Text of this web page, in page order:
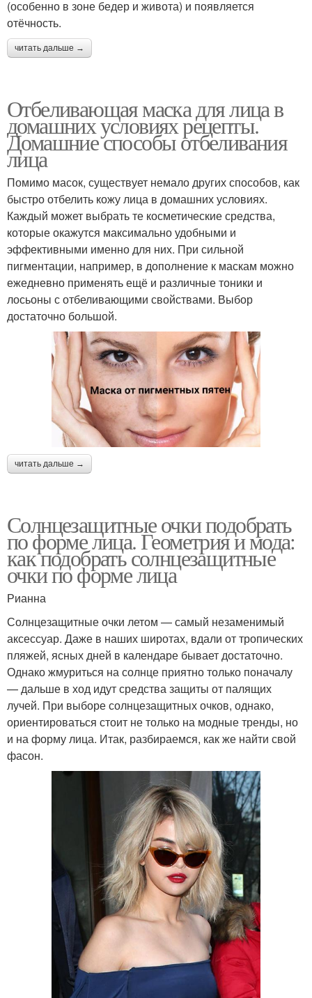
(особенно в зоне бедер и живота) и появляется
отёчность.
читать дальше →
Отбеливающая маска для лица в
домашних условиях рецепты.
Домашние способы отбеливания
лица
Помимо масок, существует немало других способов, как
быстро отбелить кожу лица в домашних условиях.
Каждый может выбрать те косметические средства,
которые окажутся максимально удобными и
эффективными именно для них. При сильной
пигментации, например, в дополнение к маскам можно
ежедневно применять ещё и различные тоники и
лосьоны с отбеливающими свойствами. Выбор
достаточно большой.
читать дальше →
Солнцезащитные очки подобрать
по форме лица. Геометрия и мода:
как подобрать солнцезащитные
очки по форме лица
Рианна
Солнцезащитные очки летом — самый незаменимый
аксессуар. Даже в наших широтах, вдали от тропических
пляжей, ясных дней в календаре бывает достаточно.
Однако жмуриться на солнце приятно только поначалу
— дальше в ход идут средства защиты от палящих
лучей. При выборе солнцезащитных очков, однако,
ориентироваться стоит не только на модные тренды, но
и на форму лица. Итак, разбираемся, как же найти свой
фасон.